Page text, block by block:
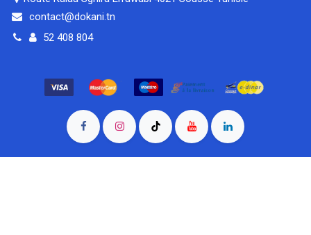
contact@dokani.tn
52 408 804